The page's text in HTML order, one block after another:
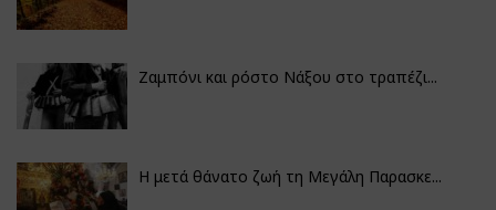
Ζαμπόνι και ρόστο Νάξου στο τραπέζι...
Η μετά θάνατο ζωή τη Μεγάλη Παρασκε...